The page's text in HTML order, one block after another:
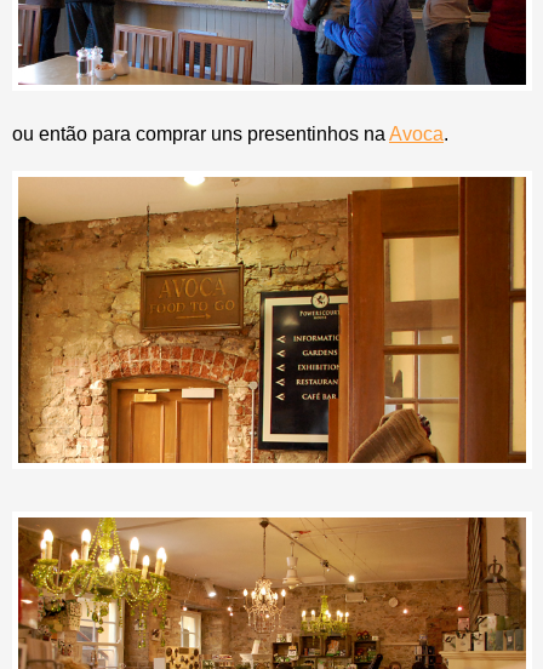
ou então para comprar uns presentinhos na Avoca.